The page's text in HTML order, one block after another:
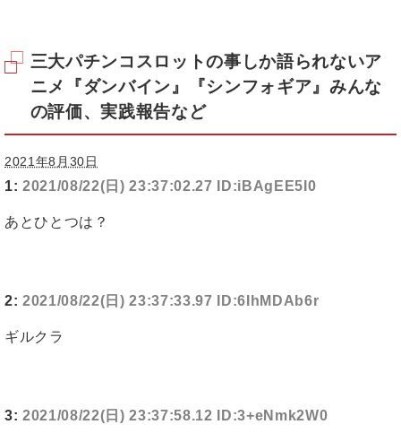
三大パチンコスロットの事しか語られないア
ニメ『ダンバイン』『シンフォギア』みんな
の評価、実践報告など
2021年8月30日
1: 2021/08/22(日) 23:37:02.27 ID:iBAgEE5I0
あとひとつは？
2: 2021/08/22(日) 23:37:33.97 ID:6IhMDAb6r
ギルクラ
3: 2021/08/22(日) 23:37:58.12 ID:3+eNmk2W0